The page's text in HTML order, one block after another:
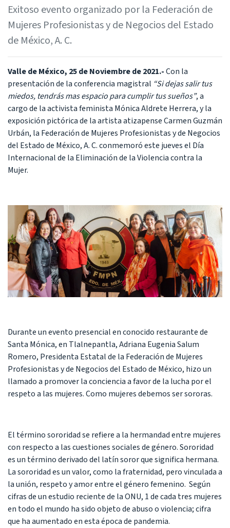
Exitoso evento organizado por la Federación de
Mujeres Profesionistas y de Negocios del Estado
de México, A. C.
Valle de México, 25 de Noviembre de 2021.-Con la
presentación de la conferencia magistral “Si dejas salir tus
miedos, tendrás mas espacio para cumplir tus sueños”, a
cargo de la activista feminista Mónica Aldrete Herrera, y la
exposición pictórica de la artista atizapense Carmen Guzmán
Urbán, la Federación de Mujeres Profesionistas y de Negocios
del Estado de México, A. C. conmemoró este jueves el Día
Internacional de la Eliminación de la Violencia contra la
Mujer.
Durante un evento presencial en conocido restaurante de
Santa Mónica, en Tlalnepantla, Adriana Eugenia Salum
Romero, Presidenta Estatal de la Federación de Mujeres
Profesionistas y de Negocios del Estado de México, hizo un
llamado a promover la conciencia a favor de la lucha por el
respeto a las mujeres. Como mujeres debemos ser sororas.
El término sororidad se refiere a la hermandad entre mujeres
con respecto a las cuestiones sociales de género. Sororidad
es un término derivado del latín soror que significa hermana.
La sororidad es un valor, como la fraternidad, pero vinculada a
la unión, respeto y amor entre el género femenino. Según
cifras de un estudio reciente de la ONU, 1 de cada tres mujeres
en todo el mundo ha sido objeto de abuso o violencia; cifra
que ha aumentado en esta época de pandemia.